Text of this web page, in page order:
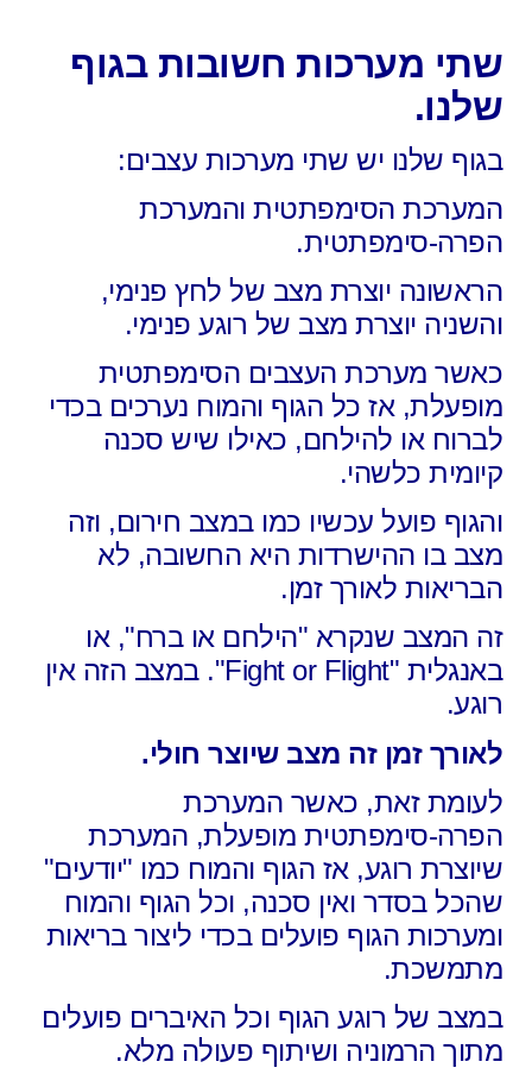
שתי מערכות חשובות בגוף
שלנו.
בגוף שלנו יש שתי מערכות עצבים:
המערכת הסימפתטית והמערכת
הפרה-סימפתטית.
הראשונה יוצרת מצב של לחץ פנימי,
והשניה יוצרת מצב של רוגע פנימי.
כאשר מערכת העצבים הסימפתטית
מופעלת, אז כל הגוף והמוח נערכים בכדי
לברוח או להילחם, כאילו שיש סכנה
קיומית כלשהי.
והגוף פועל עכשיו כמו במצב חירום, וזה
מצב בו ההישרדות היא החשובה, לא
הבריאות לאורך זמן.
זה המצב שנקרא "הילחם או ברח", או
באנגלית "Fight or Flight". במצב הזה אין
רוגע.
לאורך זמן זה מצב שיוצר חולי.
לעומת זאת, כאשר המערכת
הפרה-סימפתטית מופעלת, המערכת
שיוצרת רוגע, אז הגוף והמוח כמו "יודעים"
שהכל בסדר ואין סכנה, וכל הגוף והמוח
ומערכות הגוף פועלים בכדי ליצור בריאות
מתמשכת.
במצב של רוגע הגוף וכל האיברים פועלים
מתוך הרמוניה ושיתוף פעולה מלא.